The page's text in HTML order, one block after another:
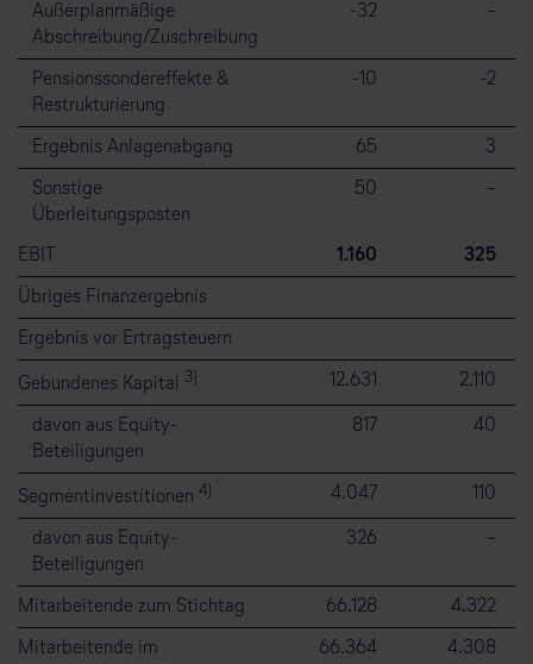
Außerplanmäßige
Abschreibung/Zuschreibung
⁠-⁠32 –
Pensionssondereffekte &
Restrukturierung
⁠-⁠10 ⁠-⁠2
Ergebnis Anlagenabgang 65 3
Sonstige
Überleitungsposten
50 –
EBIT 1.160 325
Übriges Finanzergebnis
Ergebnis vor Ertragsteuern
Gebundenes Kapital 3) 12.631 2.110
davon aus Equity-
Beteiligungen
817 40
Segmentinvestitionen 4) 4.047 110
davon aus Equity-
Beteiligungen
326 –
Mitarbeitende zum Stichtag 66.128 4.322
Mitarbeitende im
66.364 4.308